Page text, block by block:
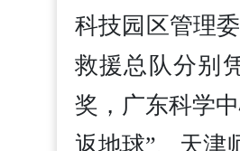
科技园区管理
救援总队分别
奖，广东科学
返地球”、天津